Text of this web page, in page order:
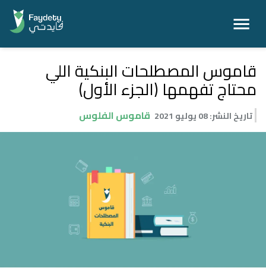
قاموس المصطلحات البنكية اللي
محتاج تفهمها (الجزء الأول)
تاريخ النشر:08 يوليو 2021 قاموس الفلوس